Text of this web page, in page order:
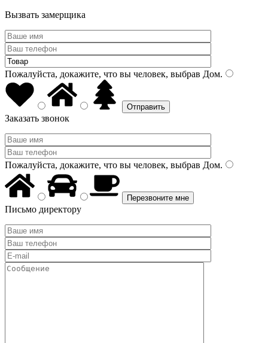
Вызвать замерщика
Пожалуйста, докажите, что вы человек, выбрав Дом.
Заказать звонок
Пожалуйста, докажите, что вы человек, выбрав Дом.
Письмо директору